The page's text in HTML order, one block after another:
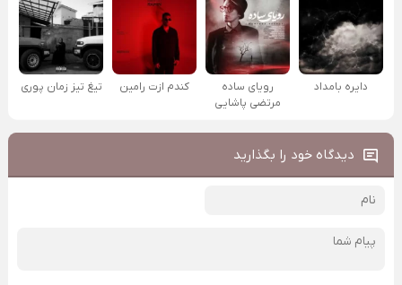
دایره بامداد
رویای ساده
مرتضی پاشایی
کندم ازت رامین تیغ تیز زمان پوری
دیدگاه خود را بگذارید